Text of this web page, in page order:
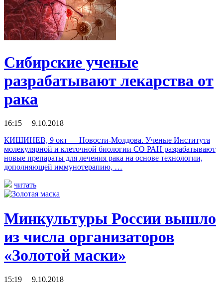
Сибирские ученые
разрабатывают лекарства от
рака
16:15 9.10.2018
КИШИНЕВ, 9 окт — Новости-Молдова. Ученые Института
молекулярной и клеточной биологии СО РАН разрабатывают
новые препараты для лечения рака на основе технологии,
дополняющей иммунотерапию, …
читать
Минкультуры России вышло
из числа организаторов
«Золотой маски»
15:19 9.10.2018